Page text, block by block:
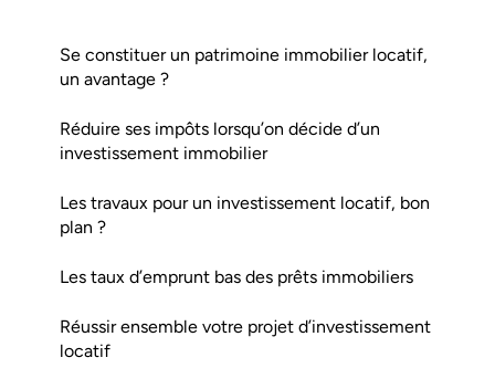
Se constituer un patrimoine immobilier locatif,
un avantage ?
Réduire ses impôts lorsqu’on décide d’un
investissement immobilier
Les travaux pour un investissement locatif, bon
plan ?
Les taux d’emprunt bas des prêts immobiliers
Réussir ensemble votre projet d’investissement
locatif